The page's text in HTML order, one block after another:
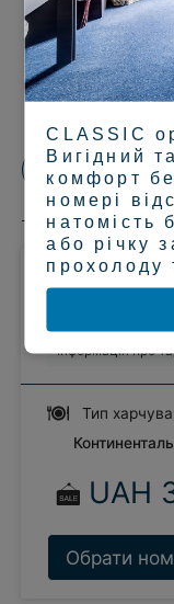
CLASSIC
Вигідний
комфорт
номері
натомість
або річку
прохолоду